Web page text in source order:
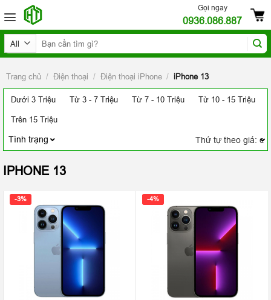
to
content
Gọi ngay
0936.086.887
Tìm
kiếm:
Trang chủ / Điện thoại / Điện thoại iPhone / iPhone 13
Dưới 3 Triệu Từ 3 - 7 Triệu Từ 7 - 10 Triệu Từ 10 - 15 Triệu
Trên 15 Triệu
Tình trạng
IPHONE 13
-3% -4%